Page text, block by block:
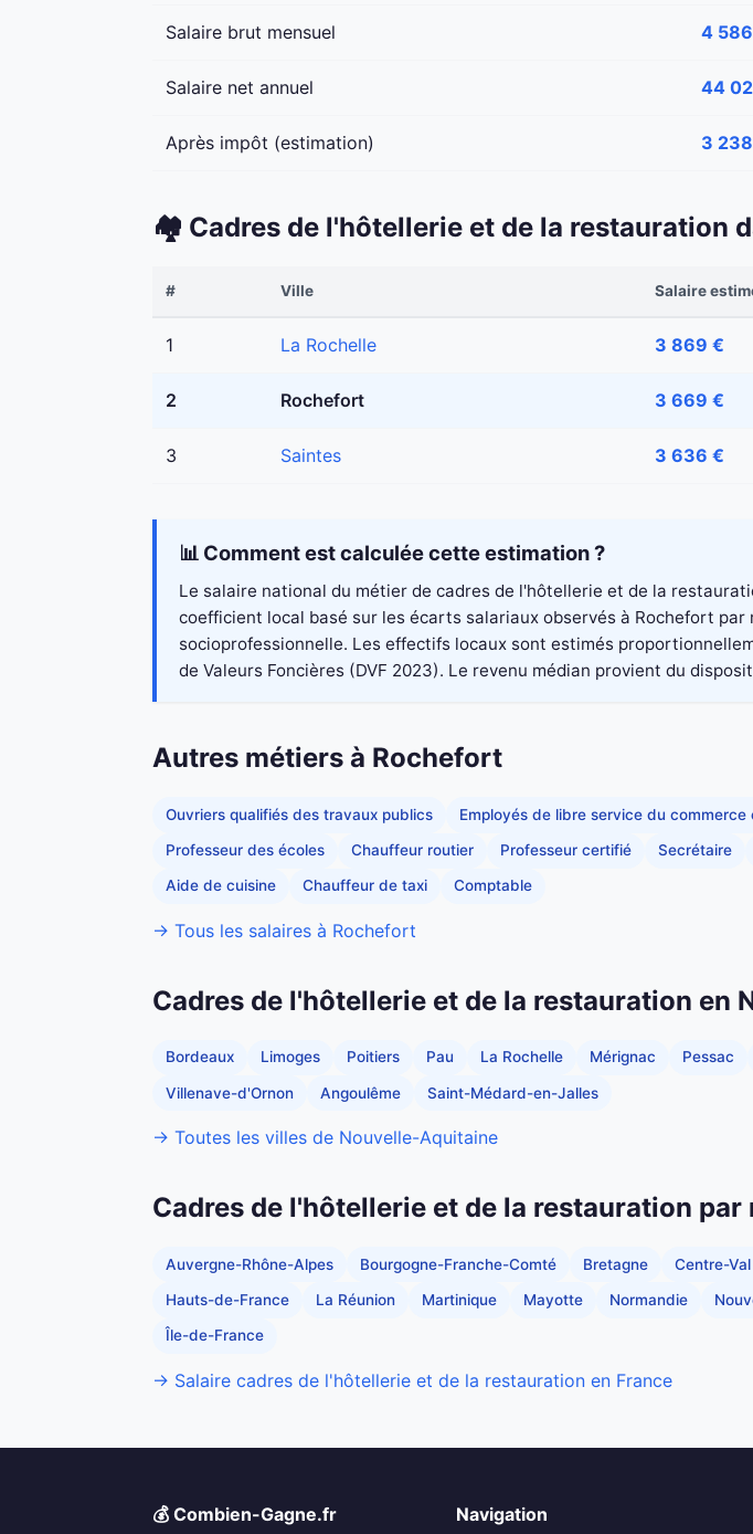
Salaire brut mensuel 4
Salaire net annuel 44
Après impôt (estimation) 3
🏘️ Cadres de l'hôtellerie et de la restauration
# Ville Salaire
1 La Rochelle 3 869 €
2 Rochefort 3 669 €
3 Saintes 3 636 €
📊 Comment est calculée cette estimation ?
Le salaire national du métier de cadres de l'hôtellerie et de la
coefficient local basé sur les écarts salariaux observés à Rochefort
socioprofessionnelle. Les effectifs locaux sont estimés
de Valeurs Foncières (DVF 2023). Le revenu médian provient du
Autres métiers à Rochefort
Ouvriers qualifiés des travaux publics Employés de libre service du commerce
Professeur des écoles Chauffeur routier Professeur certifié Secrétaire
Aide de cuisine Chauffeur de taxi Comptable
→ Tous les salaires à Rochefort
Cadres de l'hôtellerie et de la restauration en
Bordeaux Limoges Poitiers Pau La Rochelle Mérignac Pessac
Villenave-d'Ornon Angoulême Saint-Médard-en-Jalles
→ Toutes les villes de Nouvelle-Aquitaine
Cadres de l'hôtellerie et de la restauration par
Auvergne-Rhône-Alpes Bourgogne-Franche-Comté Bretagne Centre-
Hauts-de-France La Réunion Martinique Mayotte Normandie
Île-de-France
→ Salaire cadres de l'hôtellerie et de la restauration en France
💰 Combien-Gagne.fr Navigation